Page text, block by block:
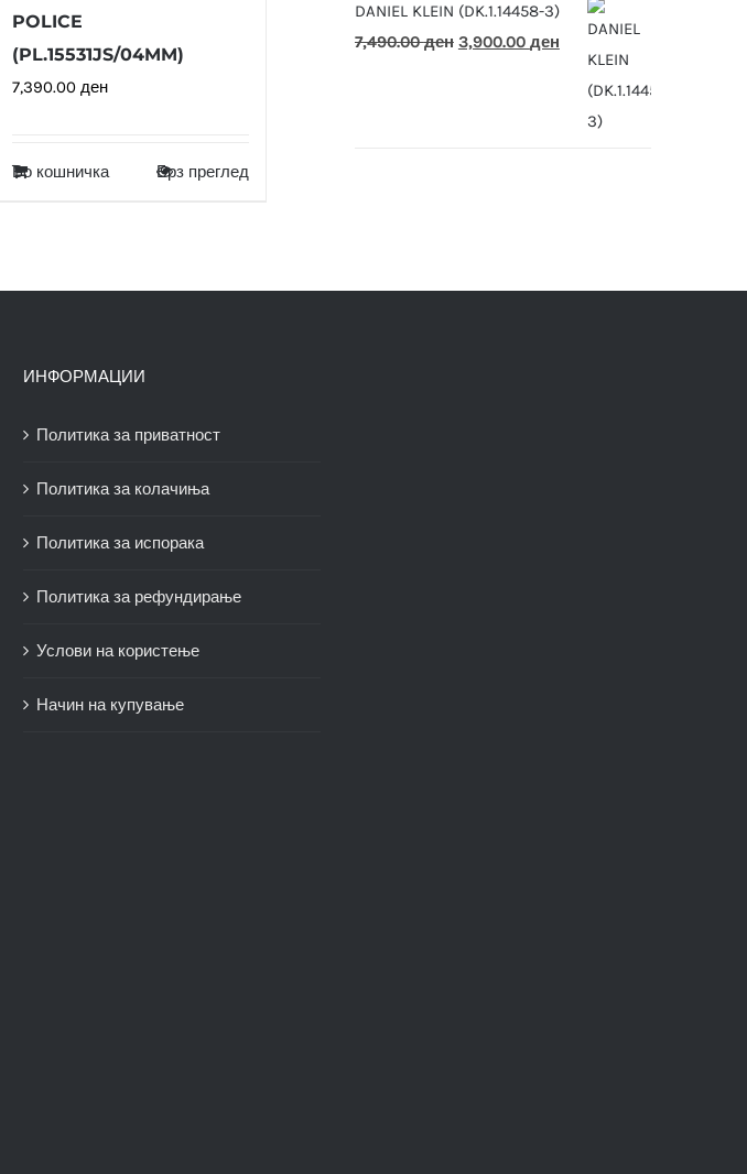
POLICE
(PL.15531JS/04MM)
7,390.00 ден
Во кошничка Брз преглед
DANIEL KLEIN (DK.1.14458-3)
7,490.00ден Original
3,900.00 денCurrent
price
3,900.00 ден.
ИНФОРМАЦИИ
Политика за приватност
Политика за колачиња
Политика за испорака
Политика за рефундирање
Услови на користење
Начин на купување